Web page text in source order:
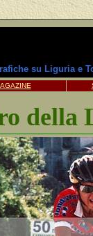
su Liguria e
della